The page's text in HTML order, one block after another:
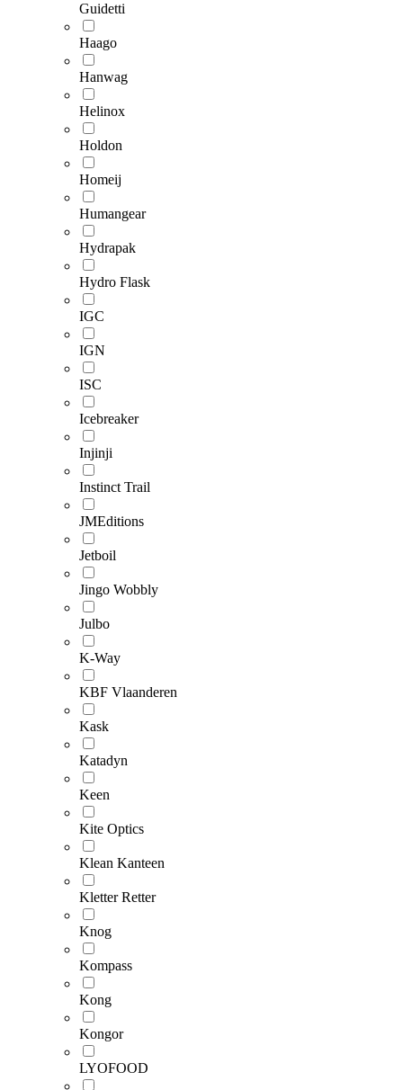
Guidetti
Haago
Hanwag
Helinox
Holdon
Homeij
Humangear
Hydrapak
Hydro Flask
IGC
IGN
ISC
Icebreaker
Injinji
Instinct Trail
JMEditions
Jetboil
Jingo Wobbly
Julbo
K-Way
KBF Vlaanderen
Kask
Katadyn
Keen
Kite Optics
Klean Kanteen
Kletter Retter
Knog
Kompass
Kong
Kongor
LYOFOOD